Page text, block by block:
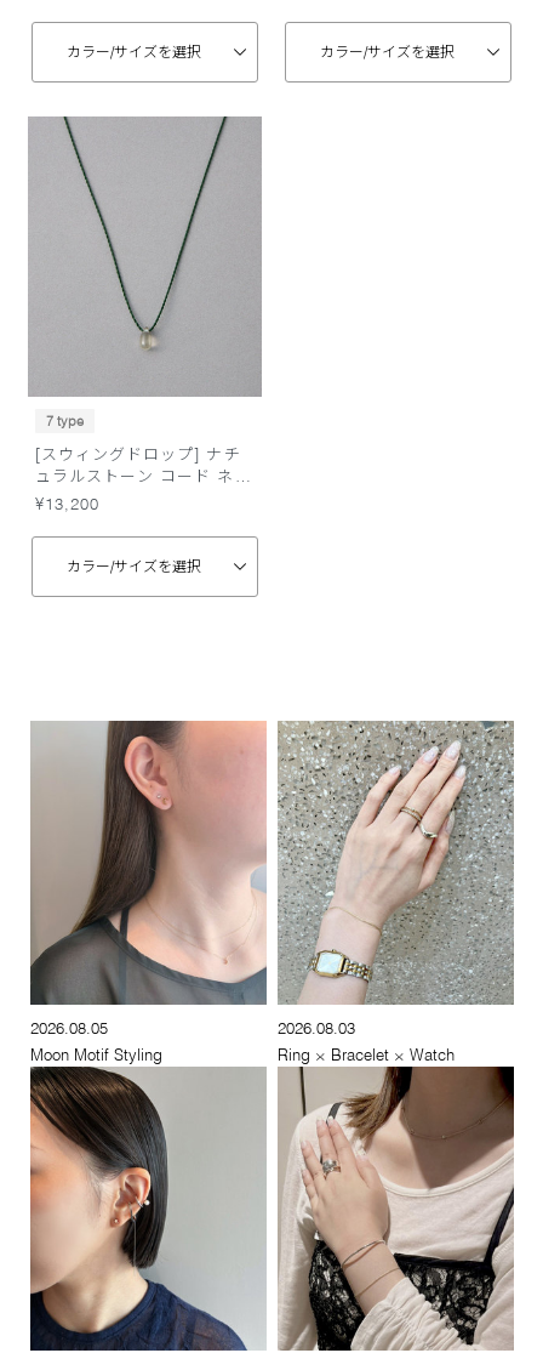
カラー/サイズを選択 カラー/サイズを選択
7 type
[スウィングドロップ] ナチ
ュラルストーン コード ネッ
クレス
¥13,200
カラー/サイズを選択
2026.08.05
Moon Motif Styling
2026.08.03
Ring × Bracelet × Watch